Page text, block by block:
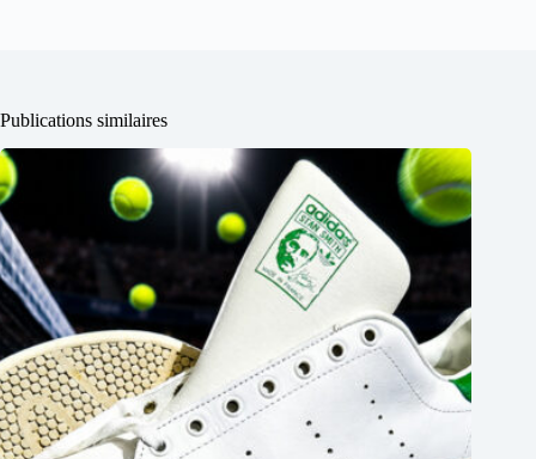
Publications similaires